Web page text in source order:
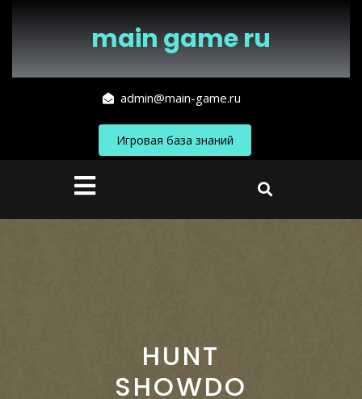
main game ru
admin@main-game.ru
Игровая база знаний
Кнопка
Открыть
HUNT
SHOWDO